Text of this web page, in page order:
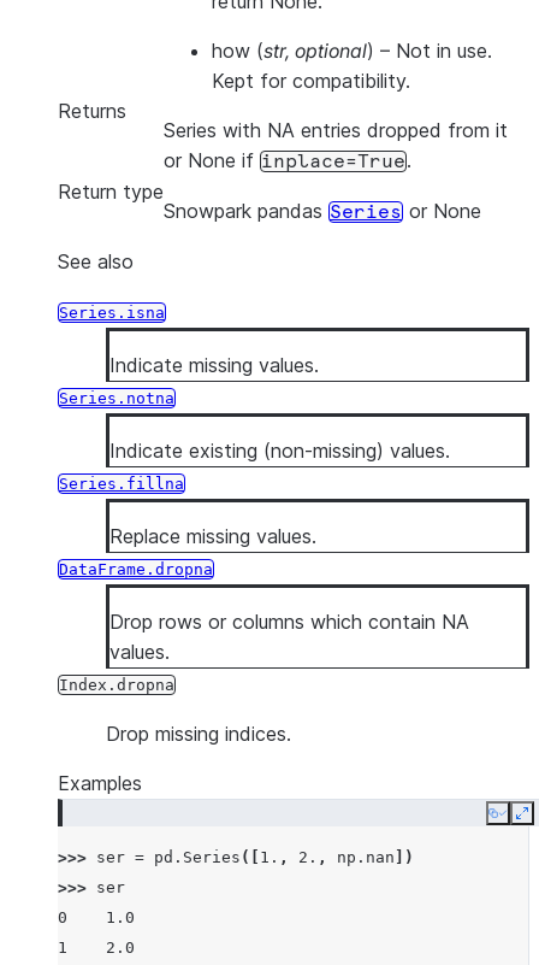
how (str, optional) – Not in use.
Kept for compatibility.
Returns
Series with NA entries dropped from it
or None if inplace=True.
Return type
Snowpark pandas Series or None
See also
Series.isna
Indicate missing values.
Series.notna
Indicate existing (non-missing) values.
Series.fillna
Replace missing values.
DataFrame.dropna
Drop rows or columns which contain NA
values.
Index.dropna
Drop missing indices.
Examples
Copy
>>> ser = pd . Series ([ 1. , 2. , np . nan ])
>>> ser
0    1.0
1    2.0